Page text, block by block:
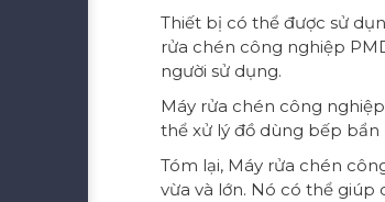
Thiết bị có thể được sử
rửa chén công nghiệp
người sử dụng.
Máy rửa chén công
thể xử lý đồ dùng bếp bẩn
Tóm lại, Máy rửa chén
vừa và lớn. Nó có thể giúp